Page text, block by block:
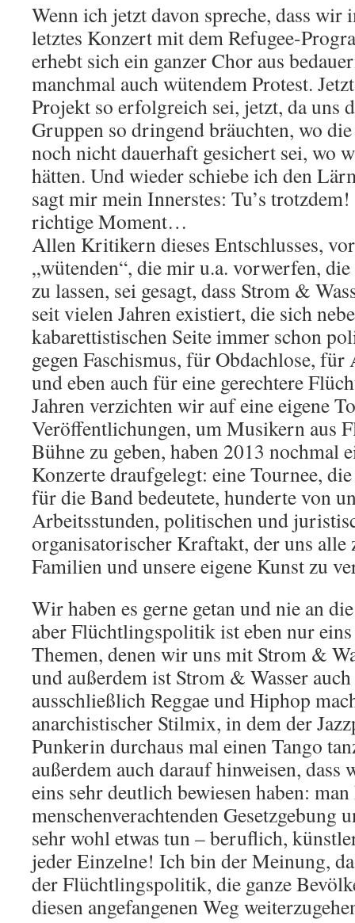
Wenn ich jetzt davon spreche, dass wir
letztes Konzert mit dem Refugee-
erhebt sich ein ganzer Chor aus
manchmal auch wütendem Protest.
Projekt so erfolgreich sei, jetzt, da uns
Gruppen so dringend bräuchten, wo
noch nicht dauerhaft gesichert sei, wo
hätten. Und wieder schiebe ich den
sagt mir mein Innerstes: Tu’s
richtige Moment…
Allen Kritikern dieses Entschlusses,
„wütenden“, die mir u.a. vorwerfen,
zu lassen, sei gesagt, dass Strom &
seit vielen Jahren existiert, die sich
kabarettistischen Seite immer schon
gegen Faschismus, für Obdachlose,
und eben auch für eine gerechtere
Jahren verzichten wir auf eine eigene
Veröffentlichungen, um Musikern aus
Bühne zu geben, haben 2013 nochmal
Konzerte draufgelegt: eine Tournee,
für die Band bedeutete, hunderte von
Arbeitsstunden, politischen und
organisatorischer Kraftakt, der uns alle
Familien und unsere eigene Kunst zu
Wir haben es gerne getan und nie an
aber Flüchtlingspolitik ist eben nur
Themen, denen wir uns mit Strom &
und außerdem ist Strom & Wasser
ausschließlich Reggae und Hiphop
anarchistischer Stilmix, in dem der
Punkerin durchaus mal einen Tango
außerdem auch darauf hinweisen,
eins sehr deutlich bewiesen haben:
menschenverachtenden Gesetzgebung
sehr wohl etwas tun – beruflich,
jeder Einzelne! Ich bin der Meinung,
der Flüchtlingspolitik, die ganze
diesen angefangenen Weg